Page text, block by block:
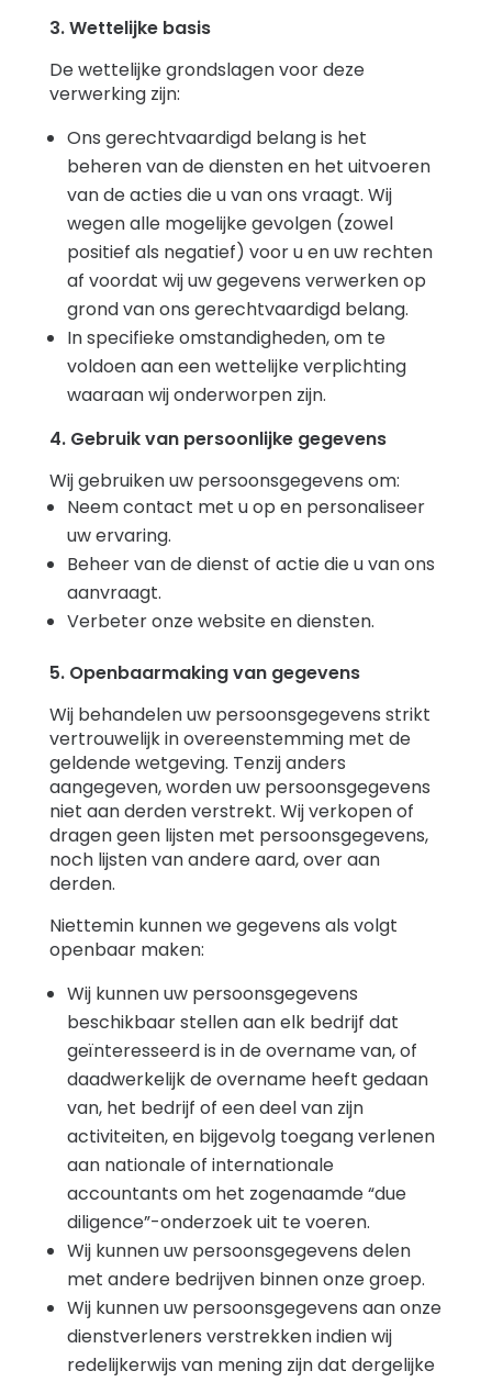
3. Wettelijke basis
De wettelijke grondslagen voor deze
verwerking zijn:
Ons gerechtvaardigd belang is het
beheren van de diensten en het uitvoeren
van de acties die u van ons vraagt. Wij
wegen alle mogelijke gevolgen (zowel
positief als negatief) voor u en uw rechten
af ​​voordat wij uw gegevens verwerken op
grond van ons gerechtvaardigd belang.
In specifieke omstandigheden, om te
voldoen aan een wettelijke verplichting
waaraan wij onderworpen zijn.
4. Gebruik van persoonlijke gegevens
Wij gebruiken uw persoonsgegevens om:
Neem contact met u op en personaliseer
uw ervaring.
Beheer van de dienst of actie die u van ons
aanvraagt.
Verbeter onze website en diensten.
5. Openbaarmaking van gegevens
Wij behandelen uw persoonsgegevens strikt
vertrouwelijk in overeenstemming met de
geldende wetgeving. Tenzij anders
aangegeven, worden uw persoonsgegevens
niet aan derden verstrekt. Wij verkopen of
dragen geen lijsten met persoonsgegevens,
noch lijsten van andere aard, over aan
derden.
Niettemin kunnen we gegevens als volgt
openbaar maken:
Wij kunnen uw persoonsgegevens
beschikbaar stellen aan elk bedrijf dat
geïnteresseerd is in de overname van, of
daadwerkelijk de overname heeft gedaan
van, het bedrijf of een deel van zijn
activiteiten, en bijgevolg toegang verlenen
aan nationale of internationale
accountants om het zogenaamde “due
diligence”-onderzoek uit te voeren.
Wij kunnen uw persoonsgegevens delen
met andere bedrijven binnen onze groep.
Wij kunnen uw persoonsgegevens aan onze
dienstverleners verstrekken indien wij
redelijkerwijs van mening zijn dat dergelijke